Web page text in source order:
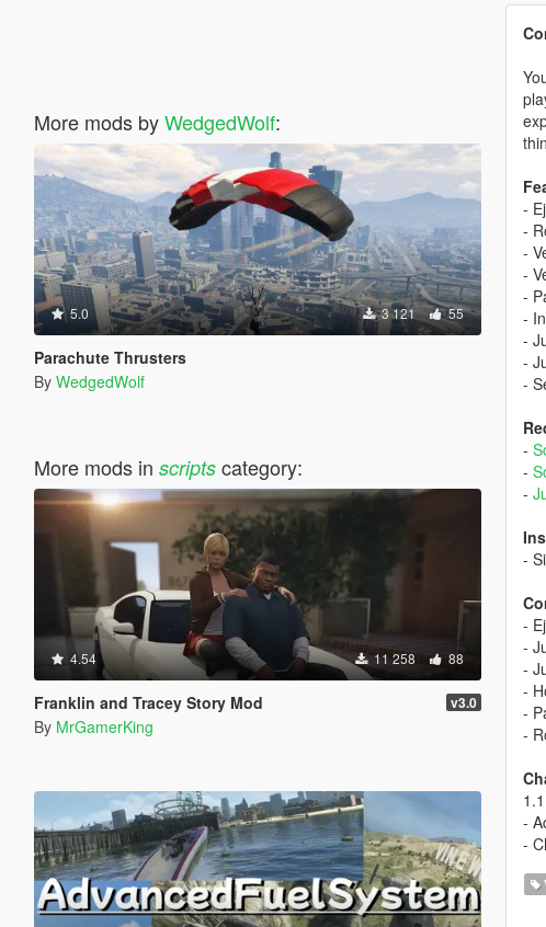
More mods byWedgedWolf:
5.0 3 121 55
Parachute Thrusters
By WedgedWolf
More mods in scriptscategory:
4.54 11 258 88
Franklin and Tracey Story Mod v3.0
By MrGamerKing
-
-
-
-
-
-
-
-
-
-
-
-
-
-
-
-
-
-
-
-
-